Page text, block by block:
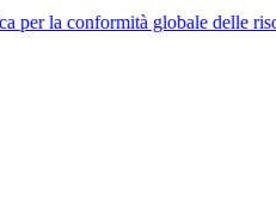
globale delle risorse umane